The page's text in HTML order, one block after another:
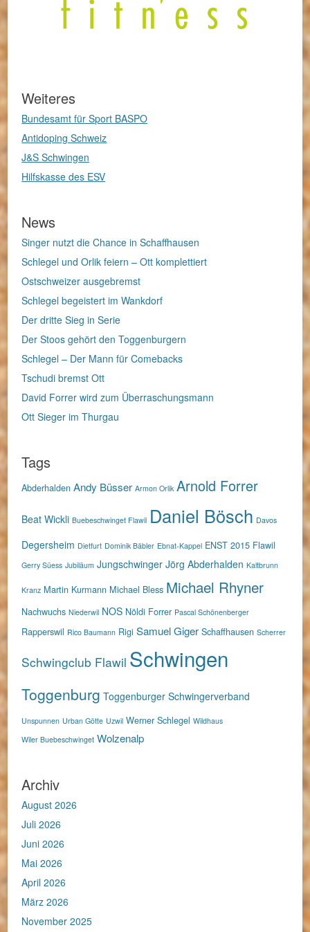
Weiteres
Bundesamt für Sport BASPO
Antidoping Schweiz
J&S Schwingen
Hilfskasse des ESV
News
Singer nutzt die Chance in Schaffhausen
Schlegel und Orlik feiern – Ott komplettiert
Ostschweizer ausgebremst
Schlegel begeistert im Wankdorf
Der dritte Sieg in Serie
Der Stoos gehört den Toggenburgern
Schlegel – Der Mann für Comebacks
Tschudi bremst Ott
David Forrer wird zum Überraschungsmann
Ott Sieger im Thurgau
Tags
Abderhalden Andy Büsser Armon Orlik Arnold Forrer
Beat Wickli Buebeschwinget Flawil Daniel Bösch Davos
Degersheim Dietfurt Dominik Bäbler Ebnat-Kappel ENST 2015 Flawil
Gerry Süess Jubiläum Jungschwinger Jörg Abderhalden Kaltbrunn
Kranz Martin Kurmann Michael Bless Michael Rhyner
Nachwuchs Niederwil NOS Nöldi Forrer Pascal Schönenberger
Rapperswil Rico Baumann Rigi Samuel Giger Schaffhausen Scherrer
Schwingclub Flawil Schwingen
Toggenburg Toggenburger Schwingerverband
Unspunnen Urban Götte Uzwil Werner Schlegel Wildhaus
Wiler Buebeschwinget Wolzenalp
Archiv
August 2026
Juli 2026
Juni 2026
Mai 2026
April 2026
März 2026
November 2025